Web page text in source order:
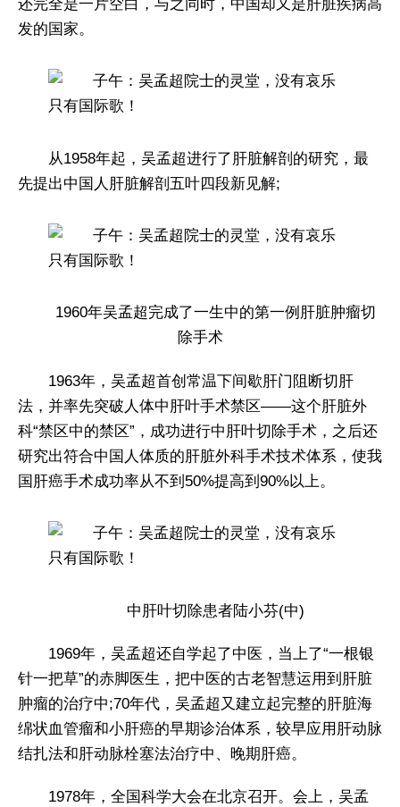
还完全是一片空白，与之同时，中国却又是肝脏疾病高
发的国家。
从1958年起，吴孟超进行了肝脏解剖的研究，最
先提出中国人肝脏解剖五叶四段新见解;
1960年吴孟超完成了一生中的第一例肝脏肿瘤切
除手术
1963年，吴孟超首创常温下间歇肝门阻断切肝
法，并率先突破人体中肝叶手术禁区——这个肝脏外
科“禁区中的禁区”，成功进行中肝叶切除手术，之后还
研究出符合中国人体质的肝脏外科手术技术体系，使我
国肝癌手术成功率从不到50%提高到90%以上。
中肝叶切除患者陆小芬(中)
1969年，吴孟超还自学起了中医，当上了“一根银
针一把草”的赤脚医生，把中医的古老智慧运用到肝脏
肿瘤的治疗中;70年代，吴孟超又建立起完整的肝脏海
绵状血管瘤和小肝癌的早期诊治体系，较早应用肝动脉
结扎法和肝动脉栓塞法治疗中、晚期肝癌。
1978年，全国科学大会在北京召开。会上，吴孟